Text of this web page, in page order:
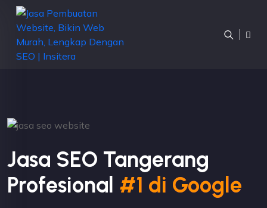
Jasa SEO Tangerang
Profesional #1 di Google